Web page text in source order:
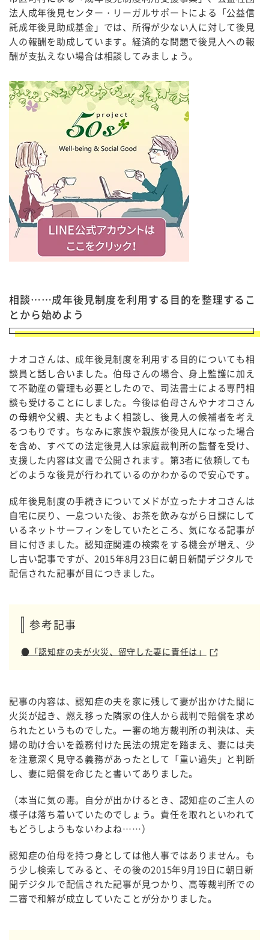
法人成年後見センター・リーガルサポートによる「公益信
託成年後見助成基金」では、所得が少ない人に対して後見
人の報酬を助成しています。経済的な問題で後見人への報
酬が支払えない場合は相談してみましょう。
相談……成年後見制度を利用する目的を整理するこ
とから始めよう
ナオコさんは、成年後見制度を利用する目的についても相
談員と話し合いました。伯母さんの場合、身上監護に加え
て不動産の管理も必要としたので、司法書士による専門相
談も受けることにしました。今後は伯母さんやナオコさん
の母親や父親、夫ともよく相談し、後見人の候補者を考え
るつもりです。ちなみに家族や親族が後見人になった場合
を含め、すべての法定後見人は家庭裁判所の監督を受け、
支援した内容は文書で公開されます。第3者に依頼しても
どのような後見が行われているのかわかるので安心です。
成年後見制度の手続きについてメドが立ったナオコさんは
自宅に戻り、一息ついた後、お茶を飲みながら日課にして
いるネットサーフィンをしていたところ、気になる記事が
目に付きました。認知症関連の検索をする機会が増え、少
し古い記事ですが、2015年8月23日に朝日新聞デジタルで
配信された記事が目につきました。
参考記事
●「認知症の夫が火災、留守した妻に責任は」
記事の内容は、認知症の夫を家に残して妻が出かけた間に
火災が起き、燃え移った隣家の住人から裁判で賠償を求め
られたというものでした。一審の地方裁判所の判決は、夫
婦の助け合いを義務付けた民法の規定を踏まえ、妻には夫
を注意深く見守る義務があったとして「重い過失」と判断
し、妻に賠償を命じたと書いてありました。
（本当に気の毒。自分が出かけるとき、認知症のご主人の
様子は落ち着いていたのでしょう。責任を取れといわれて
もどうしようもないわよね……）
認知症の伯母を持つ身としては他人事ではありません。も
う少し検索してみると、その後の2015年9月19日に朝日新
聞デジタルで配信された記事が見つかり、高等裁判所での
二審で和解が成立していたことが分かりました。